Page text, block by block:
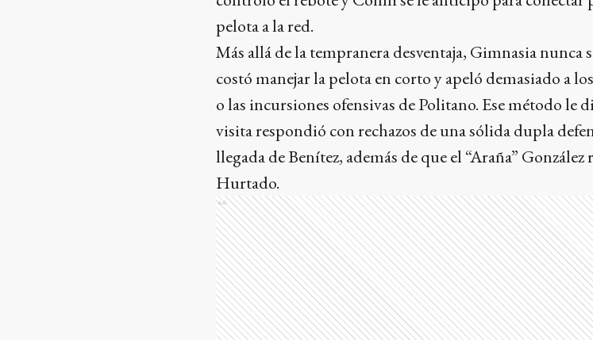
pelota a la red.
Más allá de la tempranera desventaja, Gimnasia
costó manejar la pelota en corto y apeló demasiado a
o las incursiones ofensivas de Politano. Ese método le
visita respondió con rechazos de una sólida dupla
llegada de Benítez, además de que el “Araña”
Hurtado.
Ads